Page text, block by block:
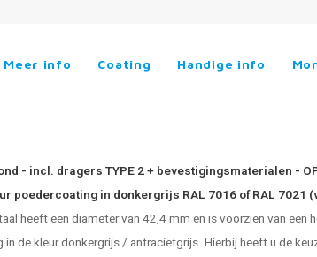
Meer info Coating Handige info
- incl. dragers TYPE 2 + bevestigingsmaterialen -
poedercoating in donkergrijs RAL 7016 of RAL 7021
heeft een diameter van 42,4 mm en is voorzien van een
de kleur donkergrijs / antracietgrijs. Hierbij heeft u de